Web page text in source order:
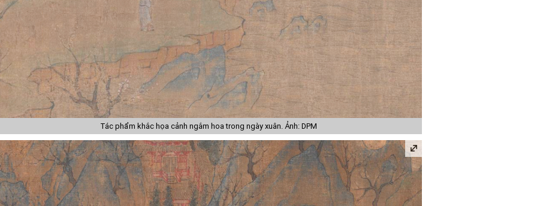
Tác phẩm khắc họa cảnh ngắm hoa trong ngày xuân. Ảnh: DPM